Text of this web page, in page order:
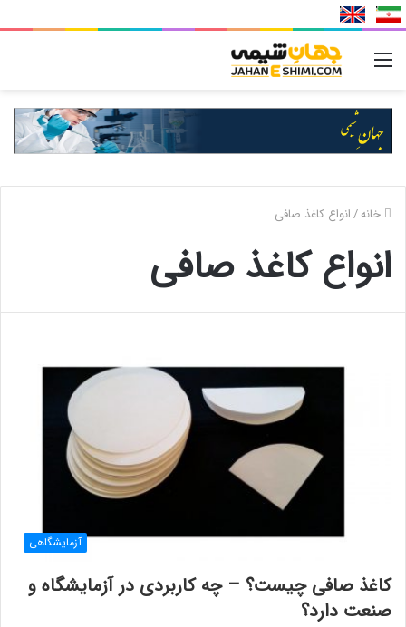
خانه/انواع کاغذ صافی
انواع کاغذ صافی
آزمایشگاهی
کاغذ صافی چیست؟ – چه کاربردی در آزمایشگاه و
صنعت دارد؟